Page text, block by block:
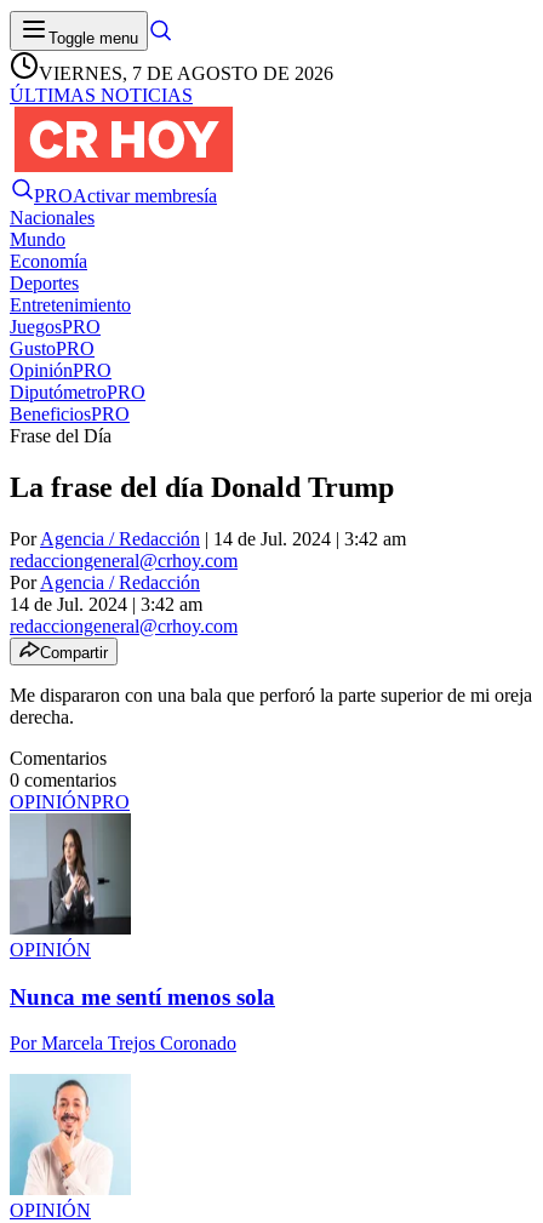
Toggle menu
VIERNES, 7 DE AGOSTO DE 2026
ÚLTIMAS NOTICIAS
PROActivar membresía
Nacionales
Mundo
Economía
Deportes
Entretenimiento
JuegosPRO
GustoPRO
OpiniónPRO
DiputómetroPRO
BeneficiosPRO
Frase del Día
La frase del día Donald Trump
PorAgencia / Redacción | 14 de Jul. 2024 | 3:42 am
redacciongeneral@crhoy.com
PorAgencia / Redacción
14 de Jul. 2024 | 3:42 am
redacciongeneral@crhoy.com
Compartir
Me dispararon con una bala que perforó la parte superior de mi oreja
derecha.
Comentarios
0 comentarios
OPINIÓNPRO
OPINIÓN
Nunca me sentí menos sola
PorMarcela Trejos Coronado
OPINIÓN